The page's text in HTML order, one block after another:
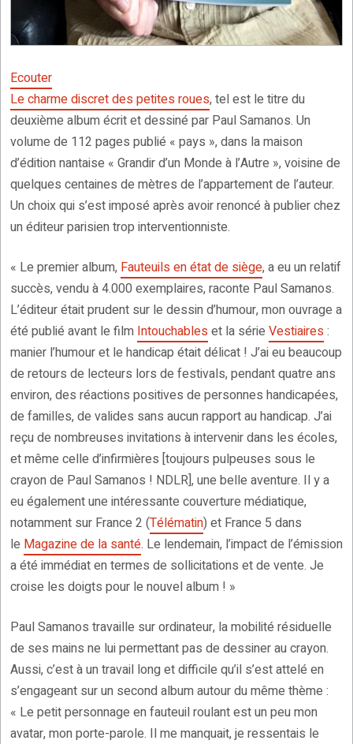
Ecouter
Le charme discret des petites roues, tel est le titre du
deuxième album écrit et dessiné par Paul Samanos. Un
volume de 112 pages publié « pays », dans la maison
d’édition nantaise « Grandir d’un Monde à l’Autre », voisine de
quelques centaines de mètres de l’appartement de l’auteur.
Un choix qui s’est imposé après avoir renoncé à publier chez
un éditeur parisien trop interventionniste.
« Le premier album, Fauteuils en état de siège, a eu un relatif
succès, vendu à 4.000 exemplaires, raconte Paul Samanos.
L’éditeur était prudent sur le dessin d’humour, mon ouvrage a
été publié avant le film Intouchableset la série Vestiaires:
manier l’humour et le handicap était délicat ! J’ai eu beaucoup
de retours de lecteurs lors de festivals, pendant quatre ans
environ, des réactions positives de personnes handicapées,
de familles, de valides sans aucun rapport au handicap. J’ai
reçu de nombreuses invitations à intervenir dans les écoles,
et même celle d’infirmières [toujours pulpeuses sous le
crayon de Paul Samanos ! NDLR], une belle aventure. Il y a
eu également une intéressante couverture médiatique,
notamment sur France 2 (Télématin) et France 5 dans
le Magazine de la santé. Le lendemain, l’impact de l’émission
a été immédiat en termes de sollicitations et de vente. Je
croise les doigts pour le nouvel album ! »
Paul Samanos travaille sur ordinateur, la mobilité résiduelle
de ses mains ne lui permettant pas de dessiner au crayon.
Aussi, c’est à un travail long et difficile qu’il s’est attelé en
s’engageant sur un second album autour du même thème :
« Le petit personnage en fauteuil roulant est un peu mon
avatar, mon porte-parole. Il me manquait, je ressentais le